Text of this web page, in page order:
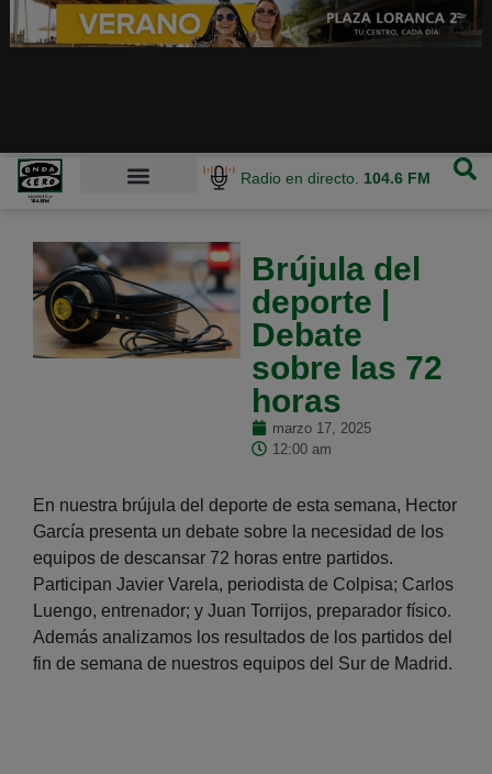
Radio en directo. 104.6 FM
Brújula del
deporte |
Debate
sobre las 72
horas
marzo 17, 2025
12:00 am
En nuestra brújula del deporte de esta semana, Hector
García presenta un debate sobre la necesidad de los
equipos de descansar 72 horas entre partidos.
Participan Javier Varela, periodista de Colpisa; Carlos
Luengo, entrenador; y Juan Torrijos, preparador físico.
Además analizamos los resultados de los partidos del
fin de semana de nuestros equipos del Sur de Madrid.